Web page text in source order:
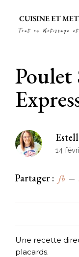
content
Poulet
14
Partager : fb
Une recette
placards.